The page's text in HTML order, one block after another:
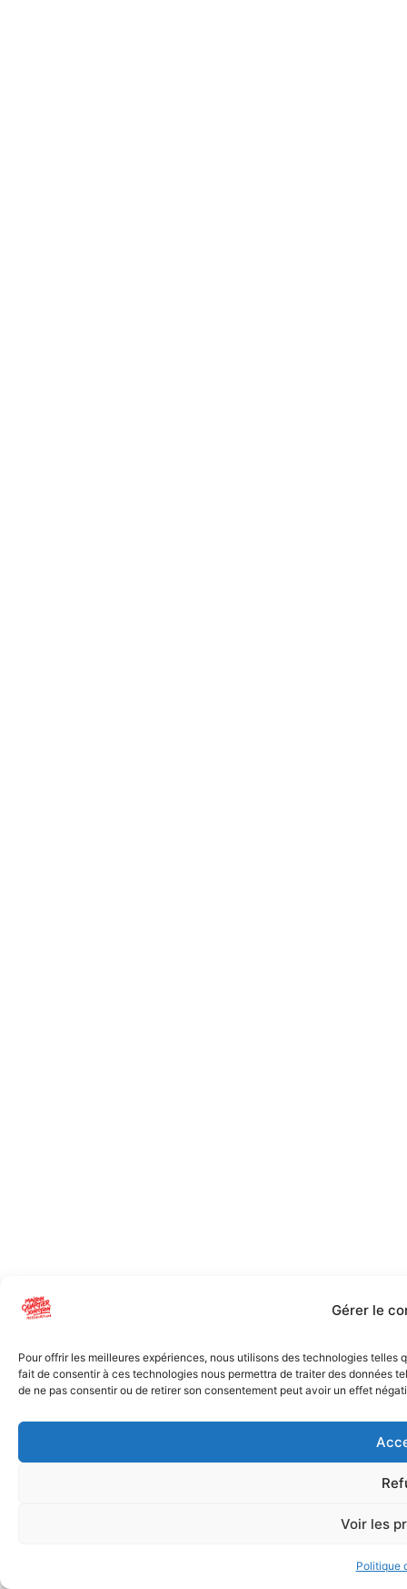
Gérer le
Pour offrir les meilleures expériences, nous utilisons des technologies
fait de consentir à ces technologies nous permettra de traiter des données
de ne pas consentir ou de retirer son consentement peut avoir un effet
Voir les
Politique